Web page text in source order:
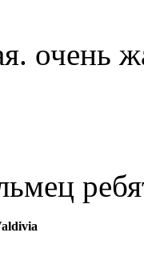
очень